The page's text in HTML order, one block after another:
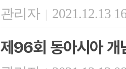
관리자 | 2021.12.13
제96회 동아시아 개